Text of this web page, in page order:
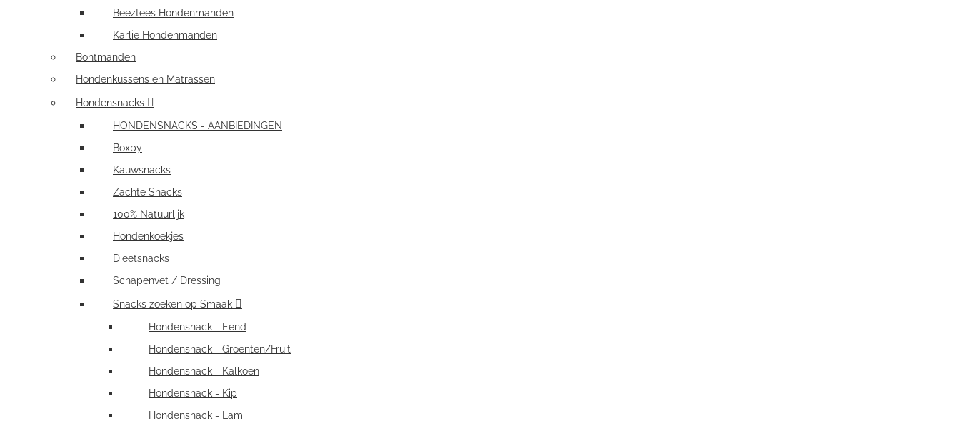
Beeztees Hondenmanden
Karlie Hondenmanden
Bontmanden
Hondenkussens en Matrassen
Hondensnacks
HONDENSNACKS - AANBIEDINGEN
Boxby
Kauwsnacks
Zachte Snacks
100% Natuurlijk
Hondenkoekjes
Dieetsnacks
Schapenvet / Dressing
Snacks zoeken op Smaak
Hondensnack - Eend
Hondensnack - Groenten/Fruit
Hondensnack - Kalkoen
Hondensnack - Kip
Hondensnack - Lam